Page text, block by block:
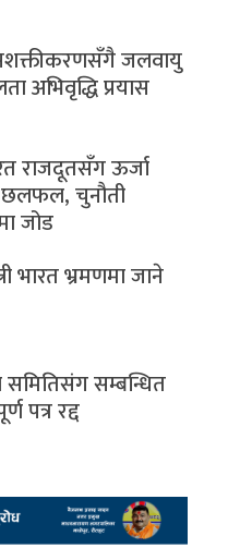
जलवायु
अभिवृद्धि प्रयास
राजदूतसँग ऊर्जा
छलफल, चुनौती
जोड
भारत भ्रमणमा जाने
समितिसंग सम्बन्धित
पत्र रद्द